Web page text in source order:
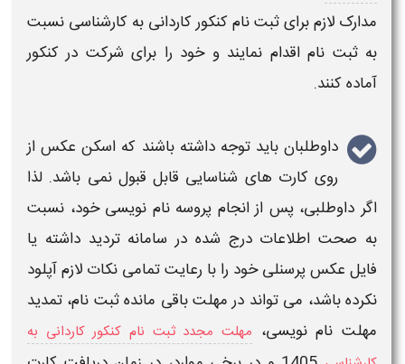
مدارک لازم برای ثبت نام کنکور کاردانی به کارشناسی نسبت
بهثبت ناماقدام نمایند و خود را برای شرکت در کنکور
آماده کنند.
داوطلبان باید توجه داشته باشند که اسکن عکس از
روی کارت های شناسایی قابل قبول نمی باشد. لذا
اگر داوطلبی، پس از انجام پروسه نام نویسی خود، نسبت
به صحت اطلاعات درج شده در سامانه تردید داشته یا
فایل عکس پرسنلی خود را با رعایت تمامی نکات لازمآپلود
نکرده باشد، می تواند در مهلت باقی ماندهثبت نام، تمدید
مهلت نام نویسی، مهلت مجدد ثبت نام کنکور کاردانی به